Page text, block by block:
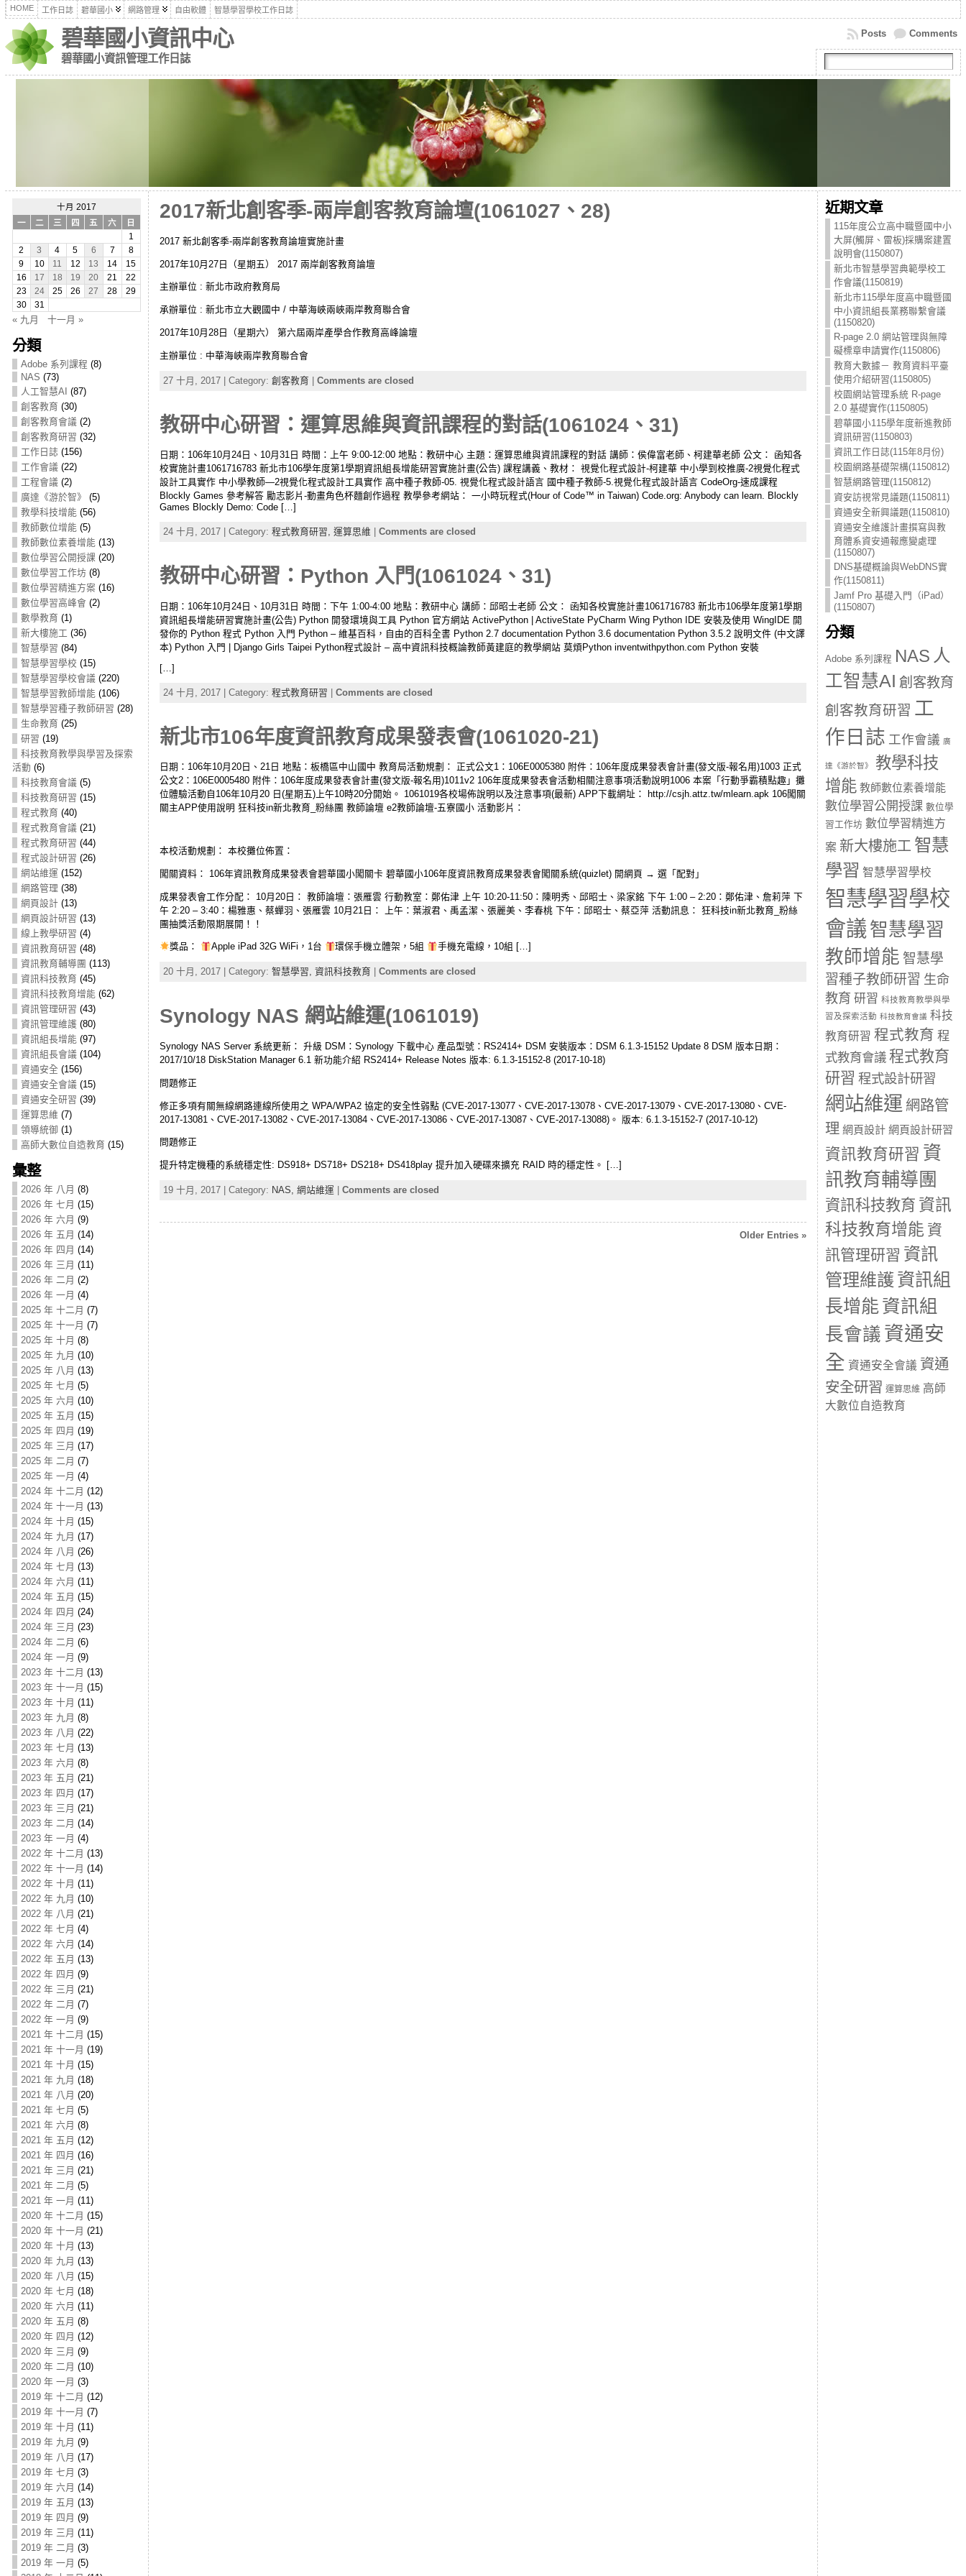
HOME 工作日誌 碧華國小 網路管理 自由軟體 智慧學習學校工作日誌
碧華國小資訊中心
碧華國小資訊管理工作日誌
Comments
Posts
十月 2017
一
二 三 四 五 六
日
1
2
3 4 5 6 7
8
9
10 11 12 13 14
15
16
17 18 19 20 21
22
23
24 25 26 27 28
29
30
31
« 九月 十一月 »
分類
Adobe 系列課程 (8)
NAS (73)
人工智慧AI (87)
創客教育 (30)
創客教育會議 (2)
創客教育研習 (32)
工作日誌 (156)
工作會議 (22)
工程會議 (2)
廣達《游於智》
(5)
教學科技增能(56)
教師數位增能(5)
教師數位素養增能(13)
數位學習公開授課 (20)
數位學習工作坊(8)
數位學習精進方案 (16)
數位學習高峰會 (2)
數學教育 (1)
新大樓施工 (36)
智慧學習 (84)
智慧學習學校 (15)
智慧學習學校會議 (220)
智慧學習教師增能(106)
智慧學習種子教師研習 (28)
生命教育 (25)
研習 (19)
科技教育教學與學習及探索
活動 (6)
科技教育會議 (5)
科技教育研習 (15)
程式教育 (40)
程式教育會議 (21)
程式教育研習 (44)
程式設計研習 (26)
網站維運 (152)
網路管理 (38)
網頁設計(13)
網頁設計研習 (13)
線上教學研習 (4)
資訊教育研習 (48)
資訊教育輔導團 (113)
資訊科技教育 (45)
資訊科技教育增能(62)
資訊管理研習 (43)
資訊管理維護(80)
資訊組長增能(97)
資訊組長會議 (104)
資通安全 (156)
資通安全會議 (15)
資通安全研習 (39)
運算思維 (7)
領導統御 (1)
高師大數位自造教育 (15)
彙整
2026 年 八月 (8)
2026 年 七月 (15)
2026 年 六月 (9)
2026 年 五月 (14)
2026 年 四月 (14)
2026 年 三月 (11)
2026 年 二月 (2)
2026 年 一月 (4)
2025 年 十二月 (7)
2025 年 十一月 (7)
2025 年 十月 (8)
2025 年 九月 (10)
2025 年 八月 (13)
2025 年 七月 (5)
2025 年 六月 (10)
2025 年 五月 (15)
2025 年 四月 (19)
2025 年 三月 (17)
2025 年 二月 (7)
2025 年 一月 (4)
2024 年 十二月 (12)
2024 年 十一月 (13)
2024 年 十月 (15)
2024 年 九月 (17)
2024 年 八月 (26)
2024 年 七月 (13)
2024 年 六月 (11)
2024 年 五月 (15)
2024 年 四月 (24)
2024 年 三月 (23)
2024 年 二月 (6)
2024 年 一月 (9)
2023 年 十二月 (13)
2023 年 十一月 (15)
2023 年 十月 (11)
2023 年 九月 (8)
2023 年 八月 (22)
2023 年 七月 (13)
2023 年 六月 (8)
2023 年 五月 (21)
2023 年 四月 (17)
2023 年 三月 (21)
2023 年 二月 (14)
2023 年 一月 (4)
2022 年 十二月 (13)
2022 年 十一月 (14)
2022 年 十月 (11)
2022 年 九月 (10)
2022 年 八月 (21)
2022 年 七月 (4)
2022 年 六月 (14)
2022 年 五月 (13)
2022 年 四月 (9)
2022 年 三月 (21)
2022 年 二月 (7)
2022 年 一月 (9)
2021 年 十二月 (15)
2021 年 十一月 (19)
2021 年 十月 (15)
2021 年 九月 (18)
2021 年 八月 (20)
2021 年 七月 (5)
2021 年 六月 (8)
2021 年 五月 (12)
2021 年 四月 (16)
2021 年 三月 (21)
2021 年 二月 (5)
2021 年 一月 (11)
2020 年 十二月 (15)
2020 年 十一月 (21)
2020 年 十月 (13)
2020 年 九月 (13)
2020 年 八月 (15)
2020 年 七月 (18)
2020 年 六月 (11)
2020 年 五月 (8)
2020 年 四月 (12)
2020 年 三月 (9)
2020 年 二月 (10)
2020 年 一月 (3)
2019 年 十二月 (12)
2019 年 十一月 (7)
2019 年 十月 (11)
2019 年 九月 (9)
2019 年 八月 (17)
2019 年 七月 (3)
2019 年 六月 (14)
2019 年 五月 (13)
2019 年 四月 (9)
2019 年 三月 (11)
2019 年 二月 (3)
2019 年 一月 (5)
2017新北創客季-兩岸創客教育論壇(1061027、28)
2017 新北創客季-兩岸創客教育論壇實施計畫
2017年10月27日（星期五） 2017 兩岸創客教育論壇
主辦單位 : 新北市政府教育局
承辦單位 : 新北市立大觀國中 / 中華海峽兩峽兩岸教育聯合會
2017年10月28日（星期六） 第六屆兩岸產學合作教育高峰論壇
主辦單位 : 中華海峽兩岸教育聯合會
27 十月, 2017 | Category: 創客教育 | Comments are closed
教研中心研習：運算思維與資訊課程的對話(1061024、31)
日期：106年10月24日、10月31日 時間：上午 9:00-12:00 地點：教研中心 主題：運算思維與資訊課程的對話 講師：侯偉富老師、柯建華老師 公文： 函知各
校實施計畫1061716783 新北市106學年度第1學期資訊組長增能研習實施計畫(公告) 課程講義、教材： 視覺化程式設計-柯建華 中小學到校推廣-2視覺化程式
設計工具實作 中小學教師—2視覺化程式設計工具實作 高中種子教師-05. 視覺化程式設計語言 國中種子教師-5.視覺化程式設計語言 CodeOrg-速成課程
Blockly Games 參考解答 勵志影片-動畫角色杯麵創作過程 教學參考網站： 一小時玩程式(Hour of Code™ in Taiwan) Code.org: Anybody can learn. Blockly
Games Blockly Demo: Code […]
24 十月, 2017 | Category: 程式教育研習, 運算思維 Comments are closed
教研中心研習：Python 入門(1061024、31)
日期：106年10月24日、10月31日 時間：下午 1:00-4:00 地點：教研中心 講師：邱昭士老師 公文： 函知各校實施計畫1061716783 新北市106學年度第1學期
資訊組長增能研習實施計畫(公告) Python 開發環境與工具 Python 官方網站 ActivePython | ActiveState PyCharm Wing Python IDE 安裝及使用 WingIDE 開
發你的 Python 程式 Python 入門 Python – 維基百科，自由的百科全書 Python 2.7 documentation Python 3.6 documentation Python 3.5.2 說明文件 (中文譯
本) Python 入門 | Django Girls Taipei Python程式設計 – 高中資訊科技概論教師黃建庭的教學網站 莫煩Python inventwithpython.com Python 安裝
[…]
24 十月, 2017 | Category: 程式教育研習 | Comments are closed
新北市106年度資訊教育成果發表會(1061020-21)
日期：106年10月20日、21日 地點：板橋區中山國中 教育局活動規劃： 正式公文1：106E0005380 附件：106年度成果發表會計畫(發文版-報名用)1003 正式
公文2：106E0005480 附件：106年度成果發表會計畫(發文版-報名用)1011v2 106年度成果發表會活動相關注意事項活動說明1006 本案「行動爭霸積點趣」攤
位體驗活動自106年10月20 日(星期五)上午10時20分開始。 1061019各校場佈說明以及注意事項(最新) APP下載網址： http://csjh.attz.tw/mlearn.apk 106闖關
關主APP使用說明 狂科技in新北教育_粉絲團 教師論壇 e2教師論壇-五寮國小 活動影片：
本校活動規劃： 本校攤位佈置：
闖關資料： 106年資訊教育成果發表會碧華國小闖關卡 碧華國小106年度資訊教育成果發表會闖關系統(quizlet) 開網頁 → 選「配對」
成果發表會工作分配： 10月20日： 教師論壇：張雁雲 行動教室：鄭佑津 上午 10:20-11:50：陳明秀、邱昭士、梁家銘 下午 1:00 – 2:20：鄭佑津、詹莉萍 下
午 2:20 – 3:40：楊雅惠、蔡蟬羽、張雁雲 10月21日： 上午：葉淑君、禹孟潔、張麗美、李春桃 下午：邱昭士、蔡亞萍 活動訊息： 狂科技in新北教育_粉絲
團抽獎活動限期展開！！
獎品： Apple iPad 32G WiFi，1台 環保手機立體架，5組 手機充電線，10組 […]
20 十月, 2017 | Category: 智慧學習, 資訊科技教育 Comments are closed
Synology NAS 網站維運(1061019)
Synology NAS Server 系統更新： 升級 DSM：Synology 下載中心 產品型號：RS2414+ DSM 安裝版本：DSM 6.1.3-15152 Update 8 DSM 版本日期：
2017/10/18 DiskStation Manager 6.1 新功能介紹 RS2414+ Release Notes 版本: 6.1.3-15152-8 (2017-10-18)
問題修正
修正多項有關無線網路連線所使用之 WPA/WPA2 協定的安全性弱點 (CVE-2017-13077、CVE-2017-13078、CVE-2017-13079、CVE-2017-13080、CVE-
2017-13081、CVE-2017-13082、CVE-2017-13084、CVE-2017-13086、CVE-2017-13087、CVE-2017-13088)。 版本: 6.1.3-15152-7 (2017-10-12)
問題修正
提升特定機種的系統穩定性: DS918+ DS718+ DS218+ DS418play 提升加入硬碟來擴充 RAID 時的穩定性。 […]
19 十月, 2017 | Category: NAS, 網站維運 Comments are closed
Older Entries »
近期文章
115年度公立高中職暨國中小
大屏(觸屏、雷板)採購案建置
說明會(1150807)
新北市智慧學習典範學校工
作會議(1150819)
新北市115學年度高中職暨國
中小資訊組長業務聯繫會議
(1150820)
R-page 2.0 網站管理與無障
礙標章申請實作(1150806)
教育大數據－ 教育資料平臺
使用介紹研習(1150805)
校園網站管理系統 R-page
2.0 基礎實作(1150805)
碧華國小115學年度新進教師
資訊研習(1150803)
資訊工作日誌(115年8月份)
校園網路基礎架構(1150812)
智慧網路管理(1150812)
資安訪視常見議題(1150811)
資通安全新興議題(1150810)
資通安全維護計畫撰寫與教
育體系資安通報應變處理
(1150807)
DNS基礎概論與WebDNS實
作(1150811)
Jamf Pro 基礎入門（iPad）
(1150807)
分類
Adobe 系列課程 NAS 人
工智慧AI 創客教育
創客教育研習 工
作日誌 工作會議 廣
達《游於智》
教學科技
增能 教師數位素養增能
數位學習公開授課 數位學
習工作坊 數位學習精進方
案 新大樓施工 智慧
學習 智慧學習學校
智慧學習學校
會議 智慧學習
教師增能 智慧學
習種子教師研習 生命
教育 研習 科技教育教學與學
習及探索活動 科技教育會議 科技
教育研習 程式教育 程
式教育會議 程式教育
研習 程式設計研習
網站維運 網路管
理 網頁設計 網頁設計研習
資訊教育研習 資
訊教育輔導團
資訊科技教育 資訊
科技教育增能 資
訊管理研習 資訊
管理維護 資訊組
長增能資訊組
長會議 資通安
全 資通安全會議 資通
安全研習 運算思維 高師
大數位自造教育